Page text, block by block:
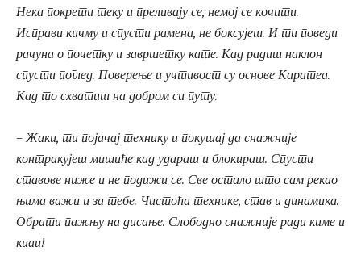
Нека покрети теку и преливају се, немој се кочити.
Исправи кичму и спусти рамена, не боксујеш. И ти поведи
рачуна о почетку и завршетку кате. Кад радиш наклон
спусти поглед. Поверење и учтивост су основе Каратеа.
Кад то схватиш на добром си путу.
– Жаки, ти појачај технику и покушај да снажније
контракујеш мишиће кад удараш и блокираш. Спусти
ставове ниже и не подижи се. Све остало што сам рекао
њима важи и за тебе. Чистоћа технике, став и динамика.
Обрати пажњу на дисање. Слободно снажније ради киме и
киаи!